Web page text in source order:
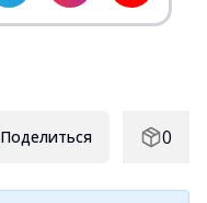
Поделиться 0